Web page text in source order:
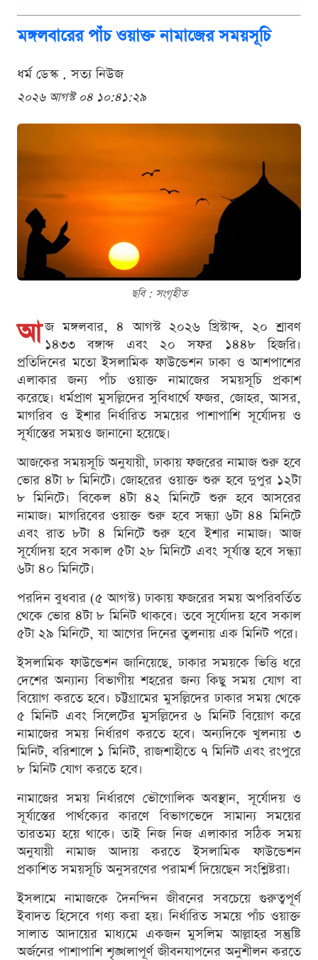
মঙ্গলবারের পাঁচ ওয়াক্ত নামাজের সময়সূচি
ধর্ম ডেস্ক . সত্য নিউজ
২০২৬ আগস্ট ০৪ ১০:৪১:২৯
ছবি : সংগৃহীত
আ জ মঙ্গলবার, ৪ আগস্ট ২০২৬ খ্রিস্টাব্দ, ২০ শ্রাবণ
১৪৩৩ বঙ্গাব্দ এবং ২০ সফর ১৪৪৮ হিজরি।
প্রতিদিনের মতো ইসলামিক ফাউন্ডেশন ঢাকা ও আশপাশের
এলাকার জন্য পাঁচ ওয়াক্ত নামাজের সময়সূচি প্রকাশ
করেছে। ধর্মপ্রাণ মুসল্লিদের সুবিধার্থে ফজর, জোহর, আসর,
মাগরিব ও ইশার নির্ধারিত সময়ের পাশাপাশি সূর্যোদয় ও
সূর্যাস্তের সময়ও জানানো হয়েছে।
আজকের সময়সূচি অনুযায়ী, ঢাকায় ফজরের নামাজ শুরু হবে
ভোর ৪টা ৮ মিনিটে। জোহরের ওয়াক্ত শুরু হবে দুপুর ১২টা
৮ মিনিটে। বিকেল ৪টা ৪২ মিনিটে শুরু হবে আসরের
নামাজ। মাগরিবের ওয়াক্ত শুরু হবে সন্ধ্যা ৬টা ৪৪ মিনিটে
এবং রাত ৮টা ৪ মিনিটে শুরু হবে ইশার নামাজ। আজ
সূর্যোদয় হবে সকাল ৫টা ২৮ মিনিটে এবং সূর্যাস্ত হবে সন্ধ্যা
৬টা ৪০ মিনিটে।
পরদিন বুধবার (৫ আগস্ট) ঢাকায় ফজরের সময় অপরিবর্তিত
থেকে ভোর ৪টা ৮ মিনিট থাকবে। তবে সূর্যোদয় হবে সকাল
৫টা ২৯ মিনিটে, যা আগের দিনের তুলনায় এক মিনিট পরে।
ইসলামিক ফাউন্ডেশন জানিয়েছে, ঢাকার সময়কে ভিত্তি ধরে
দেশের অন্যান্য বিভাগীয় শহরের জন্য কিছু সময় যোগ বা
বিয়োগ করতে হবে। চট্টগ্রামের মুসল্লিদের ঢাকার সময় থেকে
৫ মিনিট এবং সিলেটের মুসল্লিদের ৬ মিনিট বিয়োগ করে
নামাজের সময় নির্ধারণ করতে হবে। অন্যদিকে খুলনায় ৩
মিনিট, বরিশালে ১ মিনিট, রাজশাহীতে ৭ মিনিট এবং রংপুরে
৮ মিনিট যোগ করতে হবে।
নামাজের সময় নির্ধারণে ভৌগোলিক অবস্থান, সূর্যোদয় ও
সূর্যাস্তের পার্থক্যের কারণে বিভাগভেদে সামান্য সময়ের
তারতম্য হয়ে থাকে। তাই নিজ নিজ এলাকার সঠিক সময়
অনুযায়ী নামাজ আদায় করতে ইসলামিক ফাউন্ডেশন
প্রকাশিত সময়সূচি অনুসরণের পরামর্শ দিয়েছেন সংশ্লিষ্টরা।
ইসলামে নামাজকে দৈনন্দিন জীবনের সবচেয়ে গুরুত্বপূর্ণ
ইবাদত হিসেবে গণ্য করা হয়। নির্ধারিত সময়ে পাঁচ ওয়াক্ত
সালাত আদায়ের মাধ্যমে একজন মুসলিম আল্লাহর সন্তুষ্টি
অর্জনের পাশাপাশি শৃঙ্খলাপূর্ণ জীবনযাপনের অনুশীলন করতে